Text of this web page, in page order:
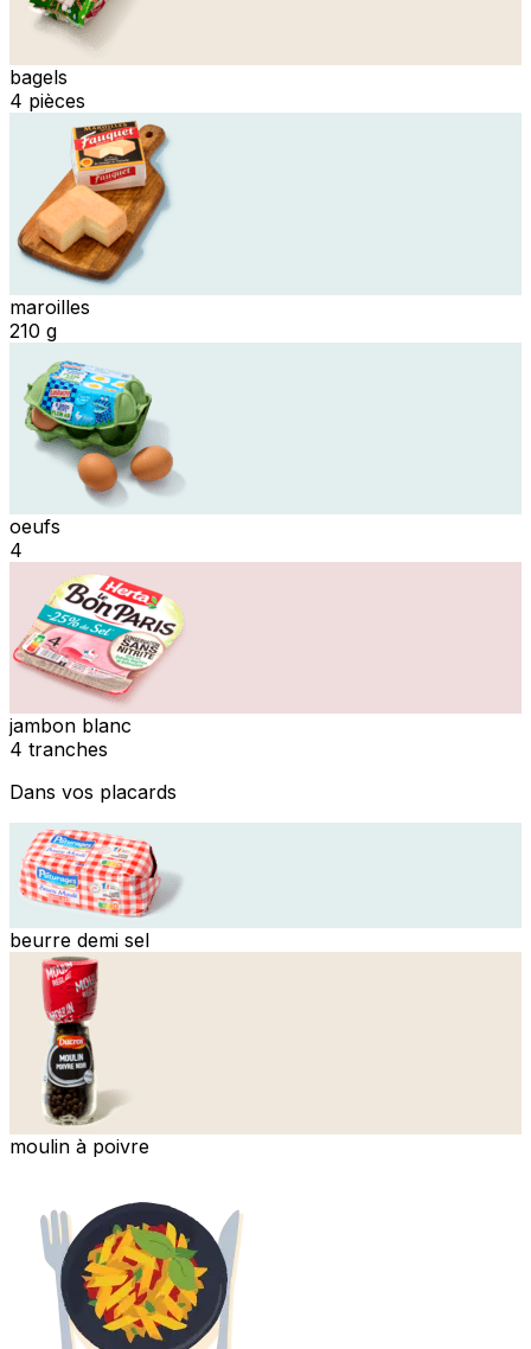
bagels
4 pièces
maroilles
210 g
oeufs
4
jambon blanc
4 tranches
Dans vos placards
beurre demi sel
moulin à poivre